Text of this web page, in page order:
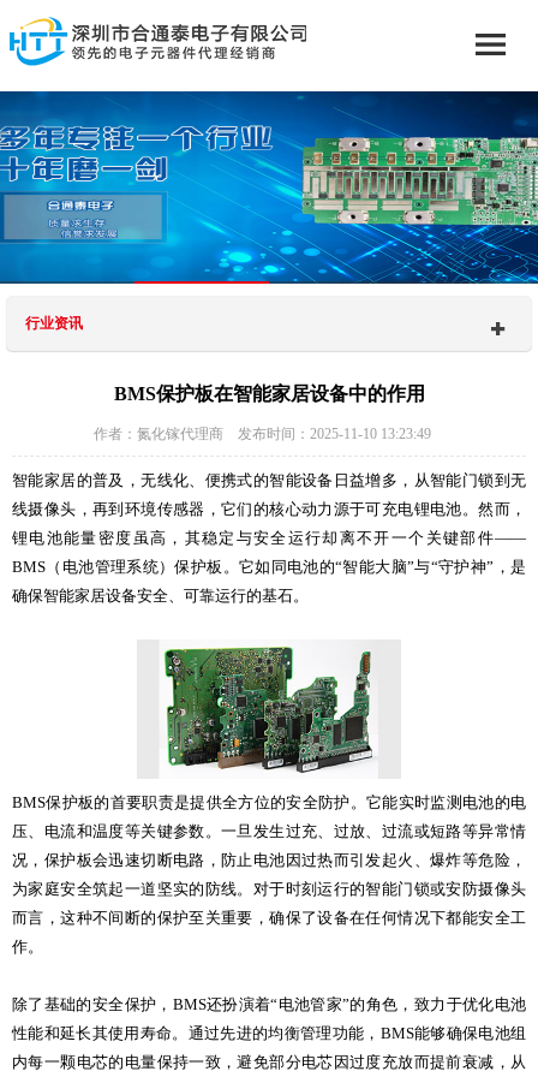
行业资讯
BMS保护板在智能家居设备中的作用
作者：氮化镓代理商 发布时间：2025-11-10 13:23:49
智能家居的普及，无线化、便携式的智能设备日益增多，从智能门锁到无
线摄像头，再到环境传感器，它们的核心动力源于可充电锂电池。然而，
锂电池能量密度虽高，其稳定与安全运行却离不开一个关键部件——
BMS（电池管理系统）保护板。它如同电池的“智能大脑”与“守护神”，是
确保智能家居设备安全、可靠运行的基石。
BMS保护板的首要职责是提供全方位的安全防护。它能实时监测电池的电
压、电流和温度等关键参数。一旦发生过充、过放、过流或短路等异常情
况，保护板会迅速切断电路，防止电池因过热而引发起火、爆炸等危险，
为家庭安全筑起一道坚实的防线。对于时刻运行的智能门锁或安防摄像头
而言，这种不间断的保护至关重要，确保了设备在任何情况下都能安全工
作。
除了基础的安全保护，BMS还扮演着“电池管家”的角色，致力于优化电池
性能和延长其使用寿命。通过先进的均衡管理功能，BMS能够确保电池组
内每一颗电芯的电量保持一致，避免部分电芯因过度充放而提前衰减，从